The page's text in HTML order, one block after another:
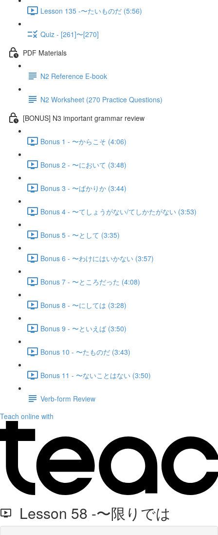
Lesson 135 -〜たいものだ (5:56)
Quiz - [261]〜[270]
PDF Materials
N2 Reference E-book
N2 Worksheet (270 Practice Questions)
[BONUS] N3 important grammar review
Bonus 1 - 〜からこそ (4:06)
Bonus 2 - 〜において (3:48)
Bonus 3 - 〜ばかりか (3:44)
Bonus 4 - 〜てしょうがない/てしかたがない (3:53)
Bonus 5 - 〜として (3:35)
Bonus 6 - 〜わけにはいかない (3:57)
Bonus 7 - 〜ところだった (4:08)
Bonus 8 - 〜にしては (3:28)
Bonus 9 - 〜といえば (3:50)
Bonus 10 - 〜たものだ (3:43)
Bonus 11 - 〜ないことはない (3:50)
Verb-form Review
Teach online with
Lesson 58 -〜限りでは